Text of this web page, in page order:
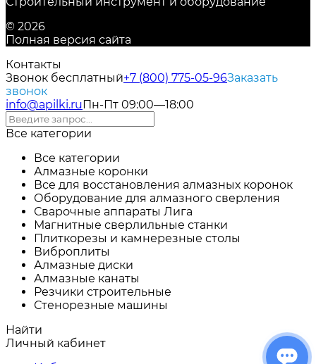
© 2026
Полная версия сайта
Контакты
Звонок бесплатный+7 (800) 775-05-96Заказать
звонок
info@apilki.ruПн-Пт 09:00—18:00
Все категории
Все категории
Алмазные коронки
Все для восстановления алмазных коронок
Оборудование для алмазного сверления
Сварочные аппараты Лига
Магнитные сверлильные станки
Плиткорезы и камнерезные столы
Виброплиты
Алмазные диски
Алмазные канаты
Резчики строительные
Стенорезные машины
Найти
Личный кабинет